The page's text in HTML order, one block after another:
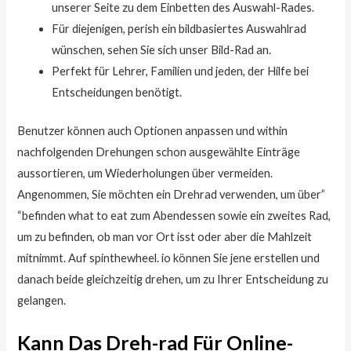
unserer Seite zu dem Einbetten des Auswahl-Rades.
Für diejenigen, perish ein bildbasiertes Auswahlrad
wünschen, sehen Sie sich unser Bild-Rad an.
Perfekt für Lehrer, Familien und jeden, der Hilfe bei
Entscheidungen benötigt.
Benutzer können auch Optionen anpassen und within
nachfolgenden Drehungen schon ausgewählte Einträge
aussortieren, um Wiederholungen über vermeiden.
Angenommen, Sie möchten ein Drehrad verwenden, um über”
“befinden what to eat zum Abendessen sowie ein zweites Rad,
um zu befinden, ob man vor Ort isst oder aber die Mahlzeit
mitnimmt. Auf spinthewheel. io können Sie jene erstellen und
danach beide gleichzeitig drehen, um zu Ihrer Entscheidung zu
gelangen.
Kann Das Dreh-rad Für Online-